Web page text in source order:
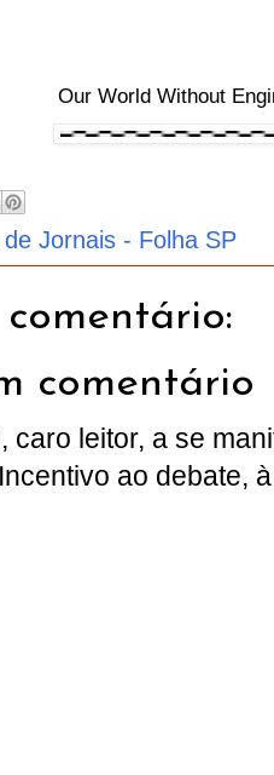
Our World Without
Jornais - Folha SP
comentário
caro leitor, a se
ao debate,